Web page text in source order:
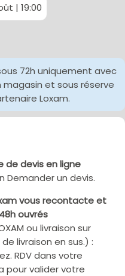
| 19:00
72h uniquement avec
et sous réserve
Loxam.
de devis en ligne
Demander un devis.
vous recontacte et
ouvrés
ou livraison sur
livraison en sus.) :
RDV dans votre
pour valider votre